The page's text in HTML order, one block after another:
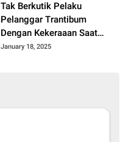
Tak Berkutik Pelaku
Pelanggar Trantibum
Dengan Kekeraaan Saat
Ditangkap Tim Black Spider
January 18, 2025